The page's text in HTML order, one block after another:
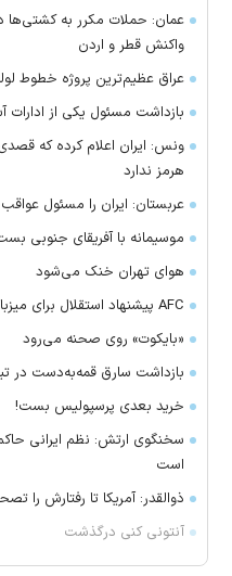
عمان: حملات مکرر به کشتی‌ها
واکنش قطر و اردن
عراق عظیم‌ترین پروژه خطوط
بازداشت مسئول یکی از ادارات
ونس: ایران اعلام کرده که
هرمز ندارد
عربستان: ایران را مسئول
موسیمانه با آفریقای جنوبی
هوای تهران خنک می‌شود
AFC پیشنهاد استقلال برای میزبانی را نپذیرفت
«بایکوت» روی صحنه می‌رود
بازداشت سارق قمه‌به‌دست در
خرید بعدی پرسپولیس بست!
سخنگوی ارتش: نظم ایرانی
است
ذوالقدر: آمریکا تا رفتارش را
آنتونی کنی درگذشت